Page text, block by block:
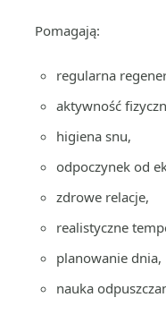
Pomagają:
regularna
aktywność
higiena snu,
odpoczynek od
zdrowe relacje,
realistyczne
planowanie dnia,
nauka